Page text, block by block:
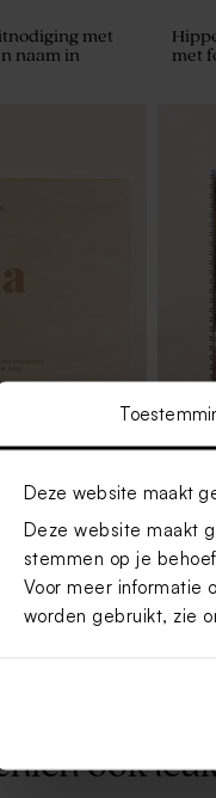
Deze website maakt
Deze website maakt
stemmen op je
Voor meer informatie
worden gebruikt, zie
met
naam in
met
met
Hip
ook